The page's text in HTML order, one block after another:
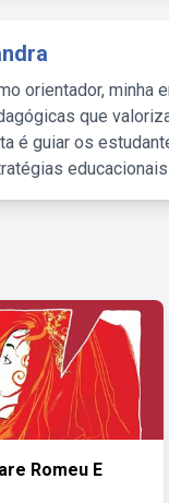
orientador, minha
que
é guiar os
Romeu E